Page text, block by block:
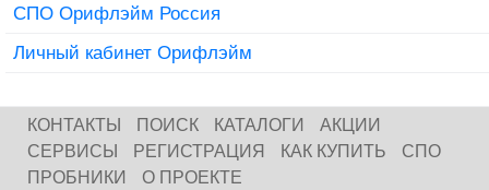
СПО Орифлэйм Россия
Личный кабинет Орифлэйм
КОНТАКТЫ ПОИСК КАТАЛОГИ
АКЦИИ
СЕРВИСЫ
РЕГИСТРАЦИЯ КАК КУПИТЬ
СПО
ПРОБНИКИ
О ПРОЕКТЕ